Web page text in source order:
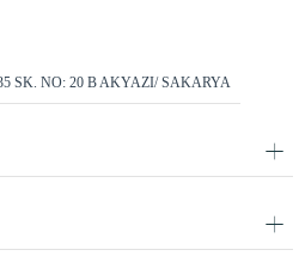
SK. NO: 20 B AKYAZI/ SAKARYA